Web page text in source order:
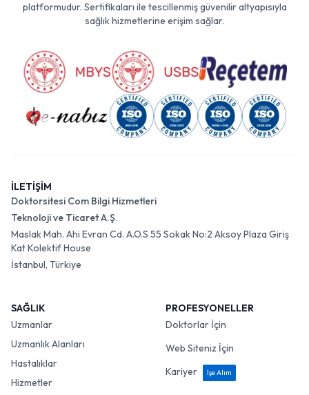
platformudur. Sertifikaları ile tescillenmiş güvenilir altyapısıyla
sağlık hizmetlerine erişim sağlar.
İLETİŞİM
Doktorsitesi Com Bilgi Hizmetleri
Teknoloji ve Ticaret A.Ş.
Maslak Mah. Ahi Evran Cd. A.O.S 55 Sokak No:2 Aksoy Plaza Giriş
Kat Kolektif House
İstanbul, Türkiye
SAĞLIK
Uzmanlar
Uzmanlık Alanları
Hastalıklar
Hizmetler
PROFESYONELLER
Doktorlar İçin
Web Siteniz İçin
Kariyer
İşe Alım